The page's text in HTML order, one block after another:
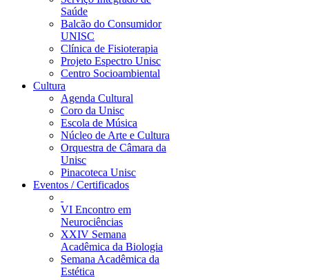
Saúde
Balcão do Consumidor
UNISC
Clínica de Fisioterapia
Projeto Espectro Unisc
Centro Socioambiental
Cultura
Agenda Cultural
Coro da Unisc
Escola de Música
Núcleo de Arte e Cultura
Orquestra de Câmara da
Unisc
Pinacoteca Unisc
Eventos / Certificados
VI Encontro em
Neurociências
XXIV Semana
Acadêmica da Biologia
Semana Acadêmica da
Estética